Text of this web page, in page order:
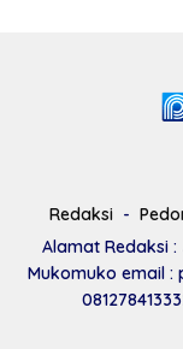
Redaksi
Alamat Redaksi
Mukomuko email :